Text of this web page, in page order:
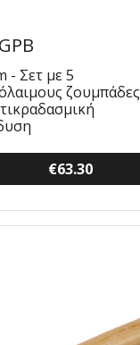
- Σετ με 5
ζουμπάδες
€63.30